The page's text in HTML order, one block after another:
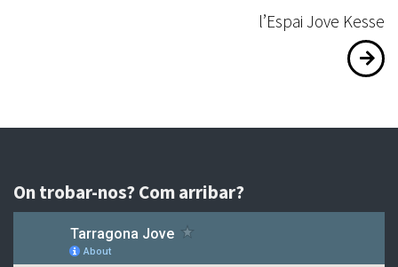
l’Espai Jove Kesse
On trobar-nos? Com arribar?